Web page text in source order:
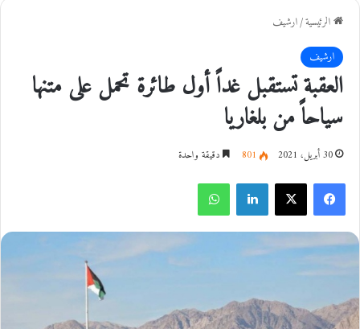
الرئيسية/ارشيف
ارشيف
العقبة تستقبل غداً أول طائرة تحمل على متنها
سياحاً من بلغاريا
30 أبريل، 2021 801 دقيقة واحدة
فيسبوك